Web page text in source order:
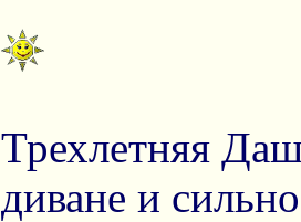
Трехлетняя
диване и